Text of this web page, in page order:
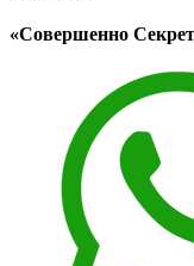
«Совершенно